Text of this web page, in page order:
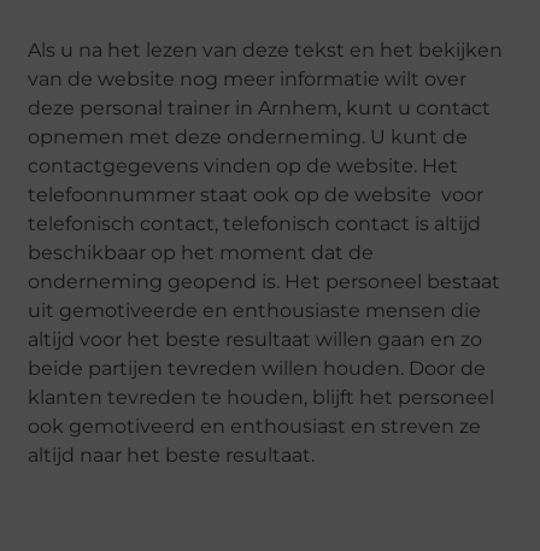
Als u na het lezen van deze tekst en het bekijken
van de website nog meer informatie wilt over
deze personal trainer in Arnhem, kunt u contact
opnemen met deze onderneming. U kunt de
contactgegevens vinden op de website. Het
telefoonnummer staat ook op de website voor
telefonisch contact, telefonisch contact is altijd
beschikbaar op het moment dat de
onderneming geopend is. Het personeel bestaat
uit gemotiveerde en enthousiaste mensen die
altijd voor het beste resultaat willen gaan en zo
beide partijen tevreden willen houden. Door de
klanten tevreden te houden, blijft het personeel
ook gemotiveerd en enthousiast en streven ze
altijd naar het beste resultaat.